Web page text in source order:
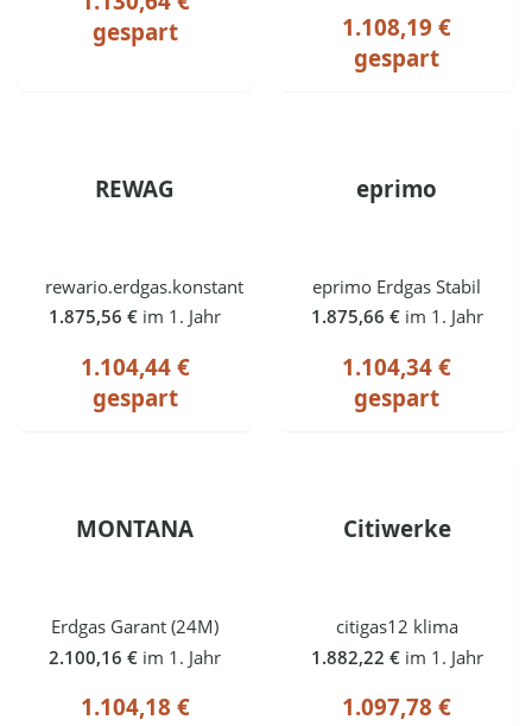
gespart
1.108,19 €
gespart
REWAG
rewario.erdgas.konstant
1.875,56 € im 1. Jahr
1.104,44 €
gespart
eprimo
eprimo Erdgas Stabil
1.875,66 € im 1. Jahr
1.104,34 €
gespart
MONTANA
Erdgas Garant (24M)
2.100,16 € im 1. Jahr
1.104,18 €
Citiwerke
citigas12 klima
1.882,22 € im 1. Jahr
1.097,78 €